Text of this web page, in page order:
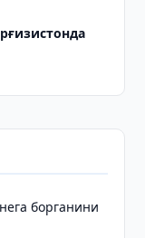
борганини